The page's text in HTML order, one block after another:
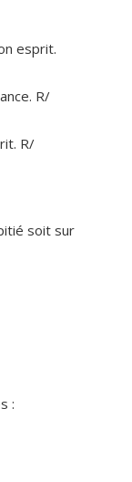
esprit.
R/
R/
soit sur
: